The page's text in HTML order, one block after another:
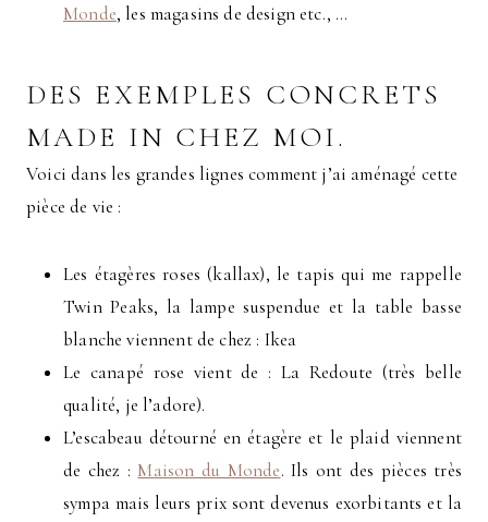
Monde, les magasins de design etc., …
DES EXEMPLES CONCRETS
MADE IN CHEZ MOI.
Voici dans les grandes lignes comment j’ai aménagé cette
pièce de vie :
Les étagères roses (kallax), le tapis qui me rappelle
Twin Peaks, la lampe suspendue et la table basse
blanche viennent de chez : Ikea
Le canapé rose vient de : La Redoute (très belle
qualité, je l’adore).
L’escabeau détourné en étagère et le plaid viennent
de chez : Maison du Monde. Ils ont des pièces très
sympa mais leurs prix sont devenus exorbitants et la